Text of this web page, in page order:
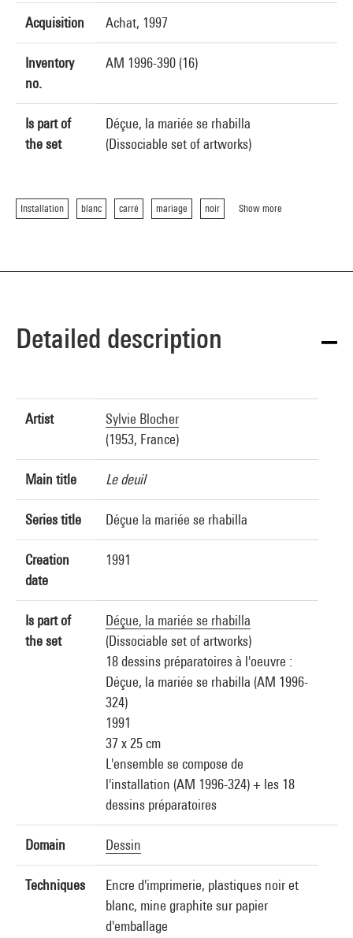
Acquisition Achat, 1997
Inventory
no.
AM 1996-390 (16)
Is part of
the set
Déçue, la mariée se rhabilla
(Dissociable set of artworks)
Installation blanc carré mariage noir Show more
Detailed description
Artist
Sylvie Blocher
(1953, France)
Main title Le deuil
Series title Déçue la mariée se rhabilla
Creation
date
1991
Is part of
the set
Déçue, la mariée se rhabilla
(Dissociable set of artworks)
18 dessins préparatoires à l'oeuvre :
Déçue, la mariée se rhabilla (AM 1996-
324)
1991
37 x 25 cm
L'ensemble se compose de
l'installation (AM 1996-324) + les 18
dessins préparatoires
Domain Dessin
Techniques
Encre d'imprimerie, plastiques noir et
blanc, mine graphite sur papier
d'emballage